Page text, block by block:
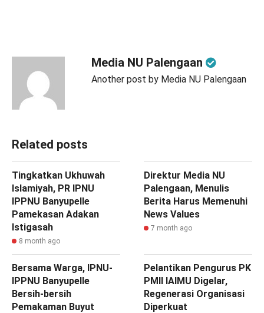
Media NU Palengaan
Another post by Media NU Palengaan
Related posts
‎Tingkatkan Ukhuwah
Islamiyah, PR IPNU
IPPNU Banyupelle
Pamekasan Adakan
Istigasah
8 month ago
‎Direktur Media NU
Palengaan, Menulis
Berita Harus Memenuhi
News Values
7 month ago
Bersama Warga, IPNU-
IPPNU Banyupelle
Bersih-bersih
Pemakaman Buyut
Pelantikan Pengurus PK
PMII IAIMU Digelar,
Regenerasi Organisasi
Diperkuat